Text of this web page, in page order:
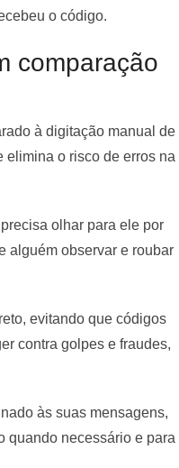
o código.
comparação
à digitação manual de
elimina o risco de erros na
olhar para ele por
alguém observar e roubar
evitando que códigos
contra golpes e fraudes,
às suas mensagens,
quando necessário e para